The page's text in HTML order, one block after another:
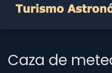
Caza de